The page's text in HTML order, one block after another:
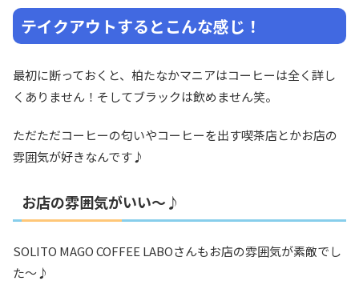
テイクアウトするとこんな感じ！
最初に断っておくと、柏たなかマニアはコーヒーは全く詳し
くありません！そしてブラックは飲めません笑。
ただただコーヒーの匂いやコーヒーを出す喫茶店とかお店の
雰囲気が好きなんです♪
お店の雰囲気がいい〜♪
SOLITO MAGO COFFEE LABOさんもお店の雰囲気が素敵でし
た〜♪